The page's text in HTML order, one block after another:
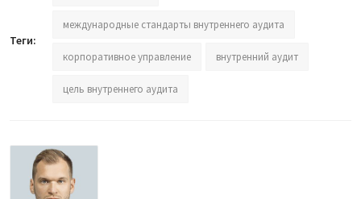
Теги:
международные стандарты внутреннего аудита
корпоративное управление внутренний аудит
цель внутреннего аудита